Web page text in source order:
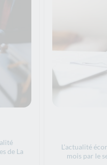
de La
L'actualité
mois par le